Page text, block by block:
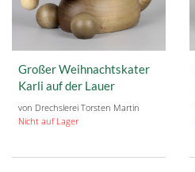
Großer Weihnachtskater
Karli auf der Lauer
von Drechslerei Torsten Martin
Nicht auf Lager